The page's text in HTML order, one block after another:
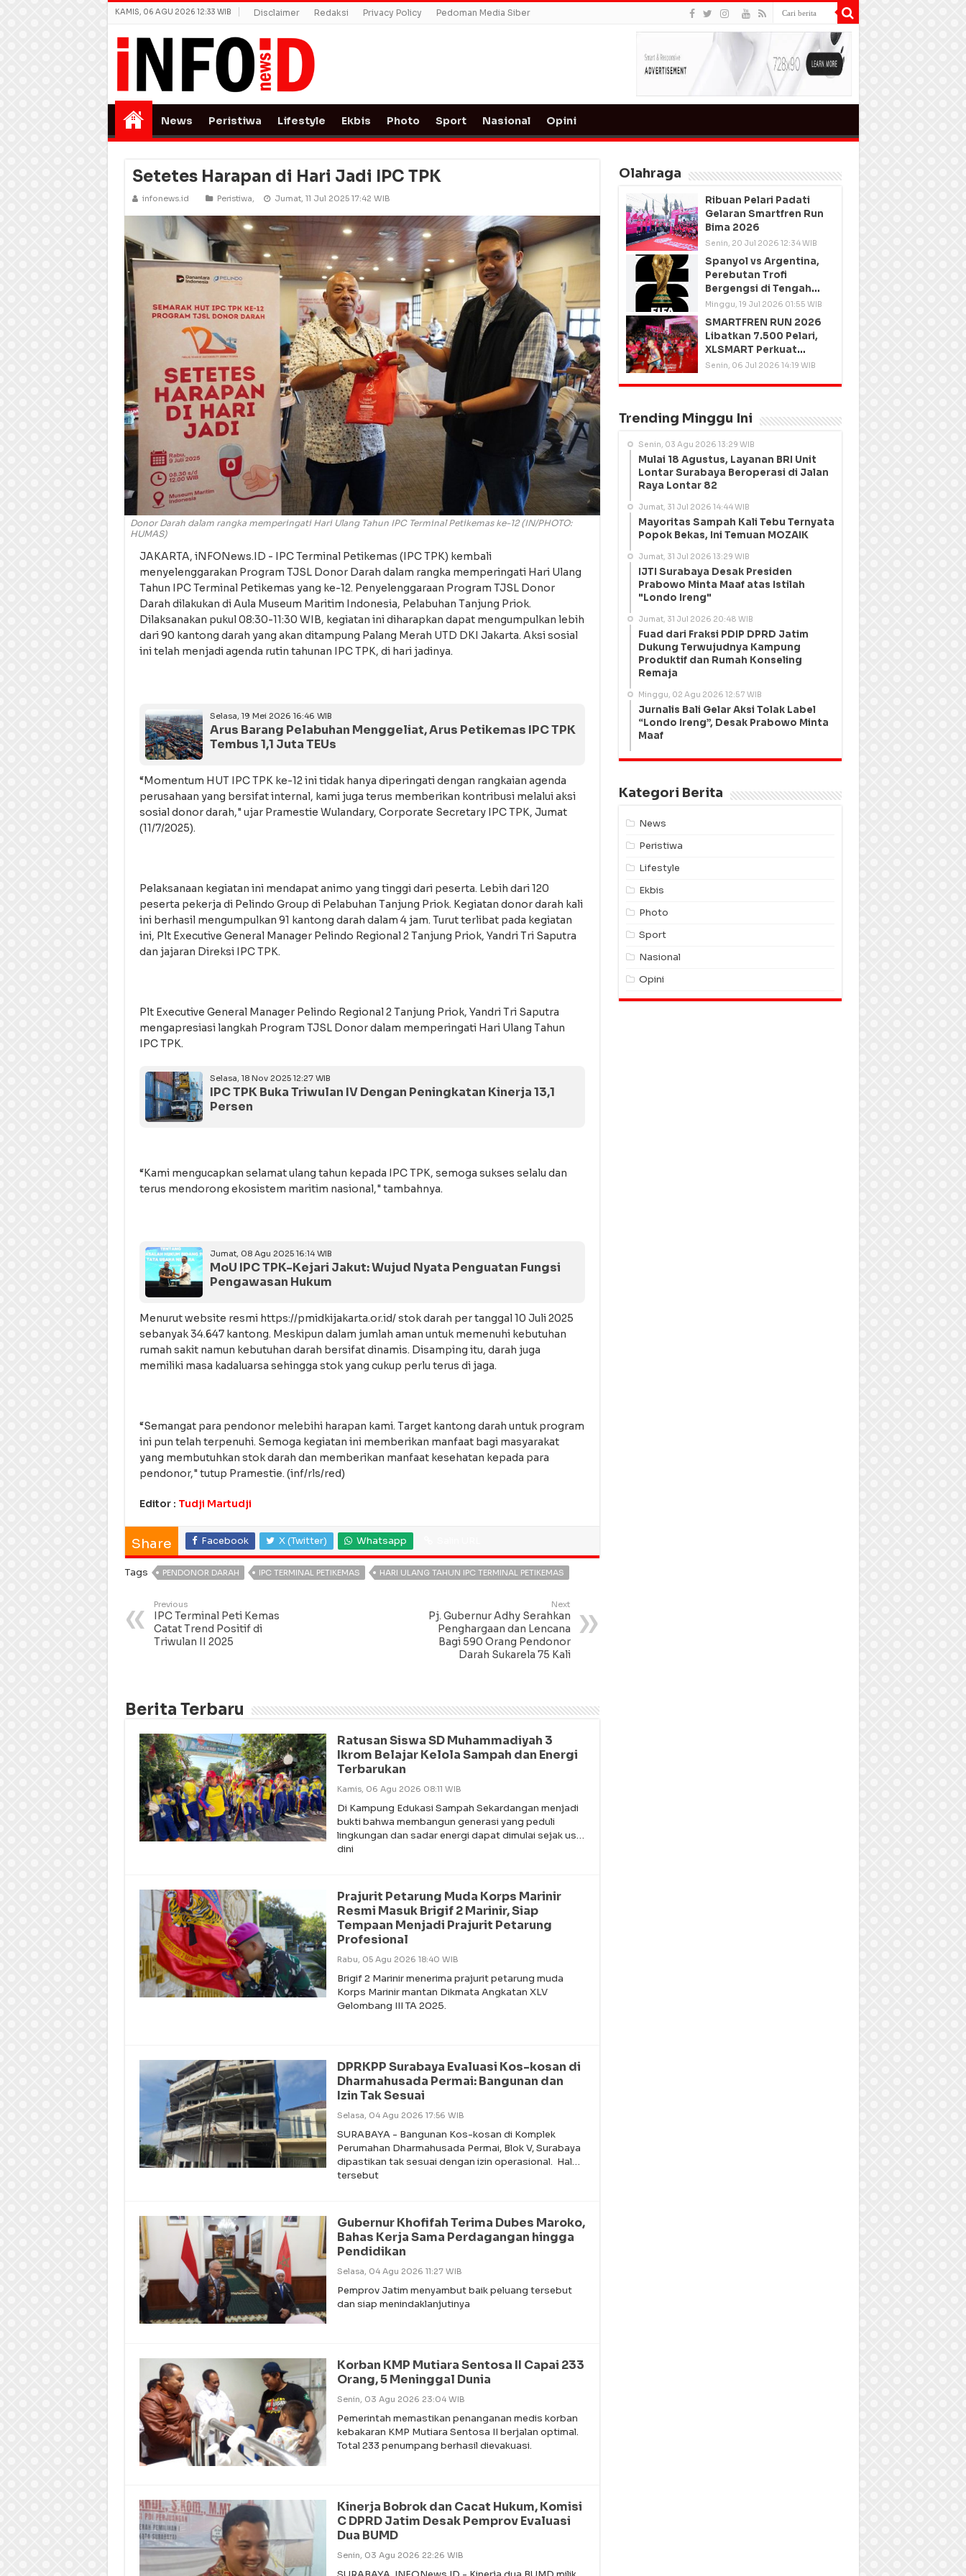
KAMIS, 06 AGU 2026 12:33 WIB Disclaimer Redaksi Privacy Policy Pedoman Media Siber
News Peristiwa Lifestyle Ekbis Photo Sport Nasional Opini
Setetes Harapan di Hari Jadi IPC TPK
infonews.id Peristiwa, Jumat, 11 Jul 2025 17:42 WIB
Donor Darah dalam rangka memperingati Hari Ulang Tahun IPC Terminal Petikemas ke-12 (IN/PHOTO:
HUMAS)
JAKARTA, iNFONews.ID - IPC Terminal Petikemas (IPC TPK) kembali
menyelenggarakan Program TJSL Donor Darah dalam rangka memperingati Hari Ulang
Tahun IPC Terminal Petikemas yang ke-12. Penyelenggaraan Program TJSL Donor
Darah dilakukan di Aula Museum Maritim Indonesia, Pelabuhan Tanjung Priok.
Dilaksanakan pukul 08:30-11:30 WIB, kegiatan ini diharapkan dapat mengumpulkan lebih
dari 90 kantong darah yang akan ditampung Palang Merah UTD DKI Jakarta. Aksi sosial
ini telah menjadi agenda rutin tahunan IPC TPK, di hari jadinya.
Selasa, 19 Mei 2026 16:46 WIB
Arus Barang Pelabuhan Menggeliat, Arus Petikemas IPC TPK
Tembus 1,1 Juta TEUs
“Momentum HUT IPC TPK ke-12 ini tidak hanya diperingati dengan rangkaian agenda
perusahaan yang bersifat internal, kami juga terus memberikan kontribusi melalui aksi
sosial donor darah," ujar Pramestie Wulandary, Corporate Secretary IPC TPK, Jumat
(11/7/2025).
Pelaksanaan kegiatan ini mendapat animo yang tinggi dari peserta. Lebih dari 120
peserta pekerja di Pelindo Group di Pelabuhan Tanjung Priok. Kegiatan donor darah kali
ini berhasil mengumpulkan 91 kantong darah dalam 4 jam. Turut terlibat pada kegiatan
ini, Plt Executive General Manager Pelindo Regional 2 Tanjung Priok, Yandri Tri Saputra
dan jajaran Direksi IPC TPK.
Plt Executive General Manager Pelindo Regional 2 Tanjung Priok, Yandri Tri Saputra
mengapresiasi langkah Program TJSL Donor dalam memperingati Hari Ulang Tahun
IPC TPK.
Selasa, 18 Nov 2025 12:27 WIB
IPC TPK Buka Triwulan IV Dengan Peningkatan Kinerja 13,1
Persen
“Kami mengucapkan selamat ulang tahun kepada IPC TPK, semoga sukses selalu dan
terus mendorong ekosistem maritim nasional," tambahnya.
Jumat, 08 Agu 2025 16:14 WIB
MoU IPC TPK-Kejari Jakut: Wujud Nyata Penguatan Fungsi
Pengawasan Hukum
Menurut website resmi https://pmidkijakarta.or.id/ stok darah per tanggal 10 Juli 2025
sebanyak 34.647 kantong. Meskipun dalam jumlah aman untuk memenuhi kebutuhan
rumah sakit namun kebutuhan darah bersifat dinamis. Disamping itu, darah juga
memiliki masa kadaluarsa sehingga stok yang cukup perlu terus di jaga.
“Semangat para pendonor melebihi harapan kami. Target kantong darah untuk program
ini pun telah terpenuhi. Semoga kegiatan ini memberikan manfaat bagi masyarakat
yang membutuhkan stok darah dan memberikan manfaat kesehatan kepada para
pendonor," tutup Pramestie. (inf/rls/red)
Editor : Tudji Martudji
Share Facebook X (Twitter) Whatsapp
Tags PENDONOR DARAH IPC TERMINAL PETIKEMAS HARI ULANG TAHUN IPC TERMINAL PETIKEMAS
Previous
IPC Terminal Peti Kemas
Catat Trend Positif di
Triwulan II 2025
Next
Pj. Gubernur Adhy Serahkan
Penghargaan dan Lencana
Bagi 590 Orang Pendonor
Darah Sukarela 75 Kali
Berita Terbaru
Ratusan Siswa SD Muhammadiyah 3
Ikrom Belajar Kelola Sampah dan Energi
Terbarukan
Kamis, 06 Agu 2026 08:11 WIB
Di Kampung Edukasi Sampah Sekardangan menjadi
bukti bahwa membangun generasi yang peduli
lingkungan dan sadar energi dapat dimulai sejak usia
dini
Prajurit Petarung Muda Korps Marinir
Resmi Masuk Brigif 2 Marinir, Siap
Tempaan Menjadi Prajurit Petarung
Profesional
Rabu, 05 Agu 2026 18:40 WIB
Brigif 2 Marinir menerima prajurit petarung muda
Korps Marinir mantan Dikmata Angkatan XLV
Gelombang III TA 2025.
DPRKPP Surabaya Evaluasi Kos-kosan di
Dharmahusada Permai: Bangunan dan
Izin Tak Sesuai
Selasa, 04 Agu 2026 17:56 WIB
SURABAYA - Bangunan Kos-kosan di Komplek
Perumahan Dharmahusada Permai, Blok V, Surabaya
dipastikan tak sesuai dengan izin operasional. Hal
tersebut
Gubernur Khofifah Terima Dubes Maroko,
Bahas Kerja Sama Perdagangan hingga
Pendidikan
Selasa, 04 Agu 2026 11:27 WIB
Pemprov Jatim menyambut baik peluang tersebut
dan siap menindaklanjutinya
Korban KMP Mutiara Sentosa II Capai 233
Orang, 5 Meninggal Dunia
Senin, 03 Agu 2026 23:04 WIB
Pemerintah memastikan penanganan medis korban
kebakaran KMP Mutiara Sentosa II berjalan optimal.
Total 233 penumpang berhasil dievakuasi.
Kinerja Bobrok dan Cacat Hukum, Komisi
C DPRD Jatim Desak Pemprov Evaluasi
Dua BUMD
Senin, 03 Agu 2026 22:26 WIB
Olahraga
Ribuan Pelari Padati
Gelaran Smartfren Run
Bima 2026
Senin, 20 Jul 2026 12:34 WIB
Spanyol vs Argentina,
Perebutan Trofi
Bergengsi di Tengah
Semangat Persatuan
Minggu, 19 Jul 2026 01:55 WIB
SMARTFREN RUN 2026
Libatkan 7.500 Pelari,
XLSMART Perkuat
Kedekatan dengan
Senin, 06 Jul 2026 14:19 WIB
Trending Minggu Ini
Senin, 03 Agu 2026 13:29 WIB
Mulai 18 Agustus, Layanan BRI Unit
Lontar Surabaya Beroperasi di Jalan
Raya Lontar 82
Jumat, 31 Jul 2026 14:44 WIB
Mayoritas Sampah Kali Tebu Ternyata
Popok Bekas, Ini Temuan MOZAIK
Jumat, 31 Jul 2026 13:29 WIB
IJTI Surabaya Desak Presiden
Prabowo Minta Maaf atas Istilah
"Londo Ireng"
Jumat, 31 Jul 2026 20:48 WIB
Fuad dari Fraksi PDIP DPRD Jatim
Dukung Terwujudnya Kampung
Produktif dan Rumah Konseling
Remaja
Minggu, 02 Agu 2026 12:57 WIB
Jurnalis Bali Gelar Aksi Tolak Label
“Londo Ireng”, Desak Prabowo Minta
Maaf
Kategori Berita
News
Peristiwa
Lifestyle
Ekbis
Photo
Sport
Nasional
Opini